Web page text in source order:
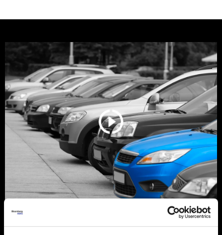
Srbija još vozi stare dizelaše, ali
tržište se menja zbog pravila EU